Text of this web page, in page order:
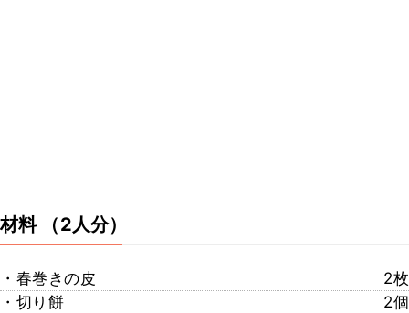
材料 （2人分）
・春巻きの皮
2枚
・切り餅
2個